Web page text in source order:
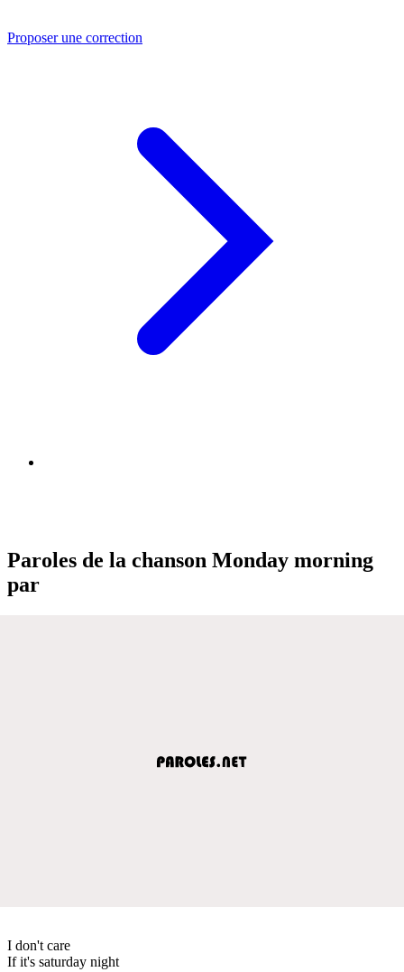
Proposer une correction
Paroles de la chanson Monday morning
par
I don't care
If it's saturday night